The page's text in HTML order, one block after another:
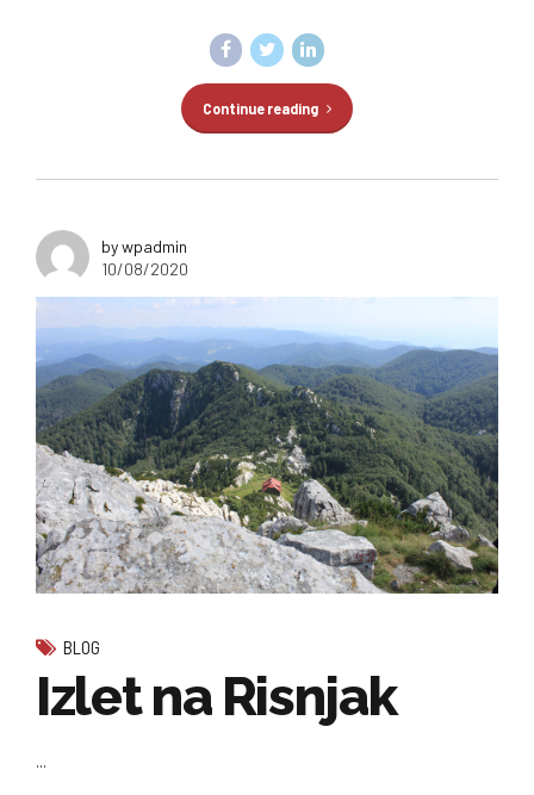
Continue reading
by wpadmin
10/08/2020
BLOG
Izlet na Risnjak
...